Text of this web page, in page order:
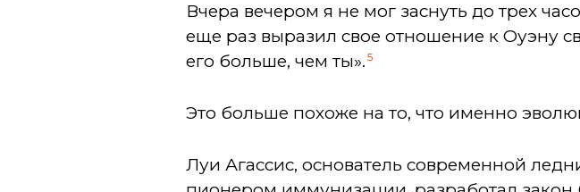
Вчера вечером я не мог заснуть до трех
еще раз выразил свое отношение к Оуэну
его больше, чем ты». 5
Это больше похоже на то, что именно
Луи Агассис, основатель современной